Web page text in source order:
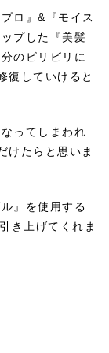
ロ』&『モイス
プした『美髪
のビリビリに
復していけると
ってしまわれ
けたらと思いま
』を使用する
き上げてくれま